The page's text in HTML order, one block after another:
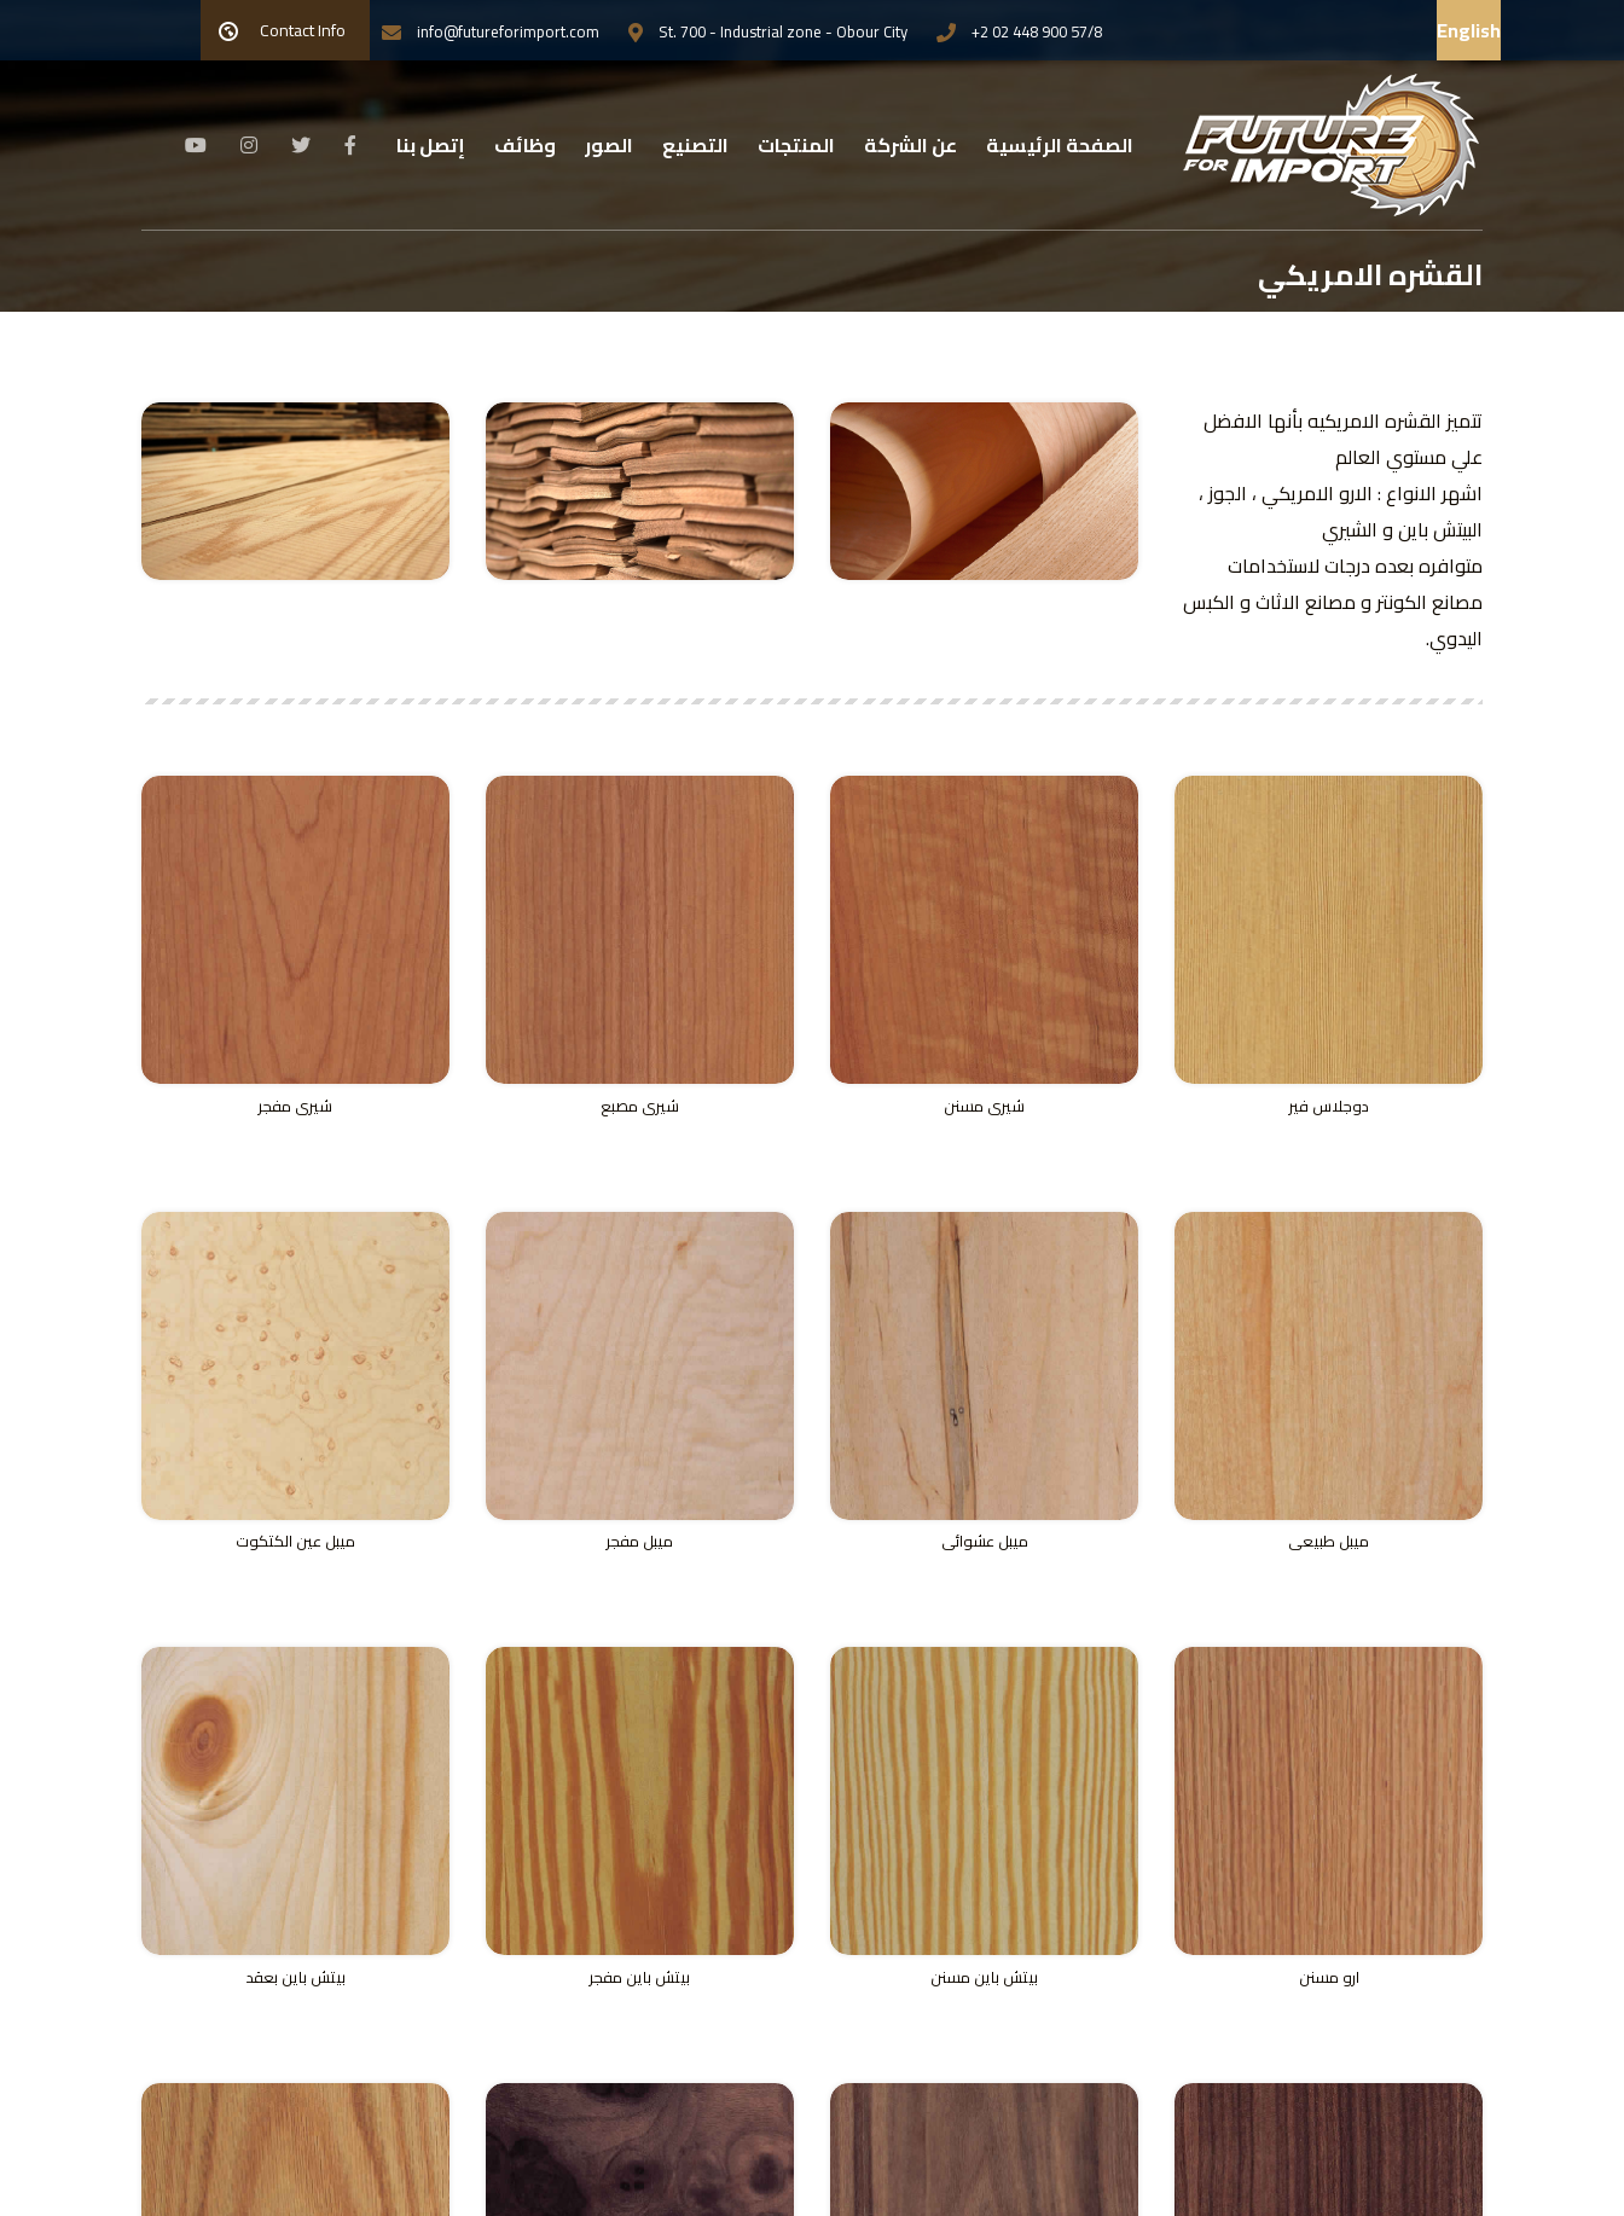
English
Contact Info +2 02 448 900 57/8
St. 700 - Industrial zone - Obour City
info@futureforimport.com
الصفحة الرئيسية عن الشركة المنتجات التصنيع الصور وظائف إتصل بنا
القشره الامريكي
تتميز القشره الامريكيه بأنها الافضل
علي مستوي العالم
اشهر الانواع : الارو الامريكي ، الجوز ،
البيتش باين و الشيري
متوافره بعده درجات لاستخدامات
مصانع الكونتر و مصانع الاثاث و الكبس
اليدوي.
شيرى مفجر شيرى مصبع شيرى مسنن دوجلاس فير
ميبل عين الكتكوت ميبل مفجر ميبل عشوائى ميبل طبيعى
بيتش باين بعقد بيتش باين مفجر بيتش باين مسنن ارو مسنن